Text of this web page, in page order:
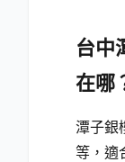
台中
在哪
潭子銀
等，適